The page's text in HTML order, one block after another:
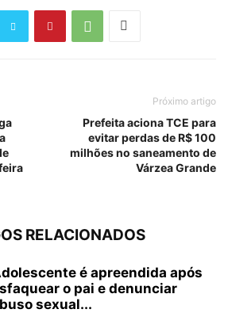
Próximo artigo
Prefeita aciona TCE para
evitar perdas de R$ 100
milhões no saneamento de
Várzea Grande
RELACIONADOS
é apreendida após
o pai e denunciar
sexual...